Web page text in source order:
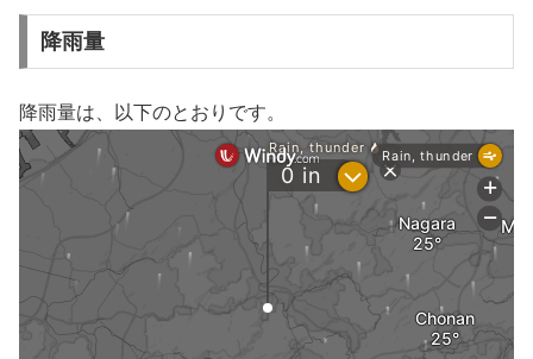
降雨量
降雨量は、以下のとおりです。